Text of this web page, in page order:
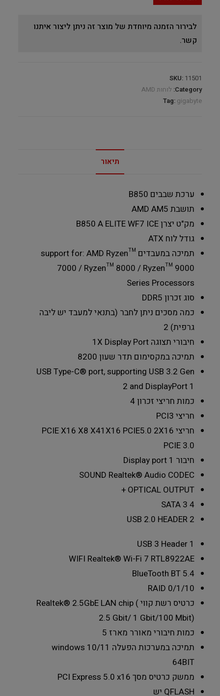
לבירור הזמנה מיוחדת של מוצר זה ניתן ליצור איתנו
קשר.
SKU: 11501
Category: לוחות AMD
Tag: gigabyte
תיאור
ערכת שבבים B850
תושבת AMD AM5
מק"ט יצרןB850 A ELITE WF7 ICE
גודל לוח ATX
תמיכה במעבדים support for: AMD Ryzen™
7000 / Ryzen™ 8000 / Ryzen™ 9000
Series Processors
סוג זכרון DDR5
כמה מסכים ניתן לחבר (בתנאי למעבד יש ליבה
גרפית) 2
חיבורי תצוגה1X Display Port
תמיכה במקסימום תדר שעון 8200
USB Type-C® port, supporting USB 3.2 Gen
2 and DisplayPort 1
כמות חריצי זכרון4
חריצי PCI 3
חריצי PCIE X16 X8 X4 1X16 PCIE5.0 2X16
PCIE 3.0
חיבור Display port 1
SOUND Realtek® Audio CODEC
OPTICAL OUTPUT
+
SATA 3 4
USB 2.0 HEADER 2
USB 3 Header 1
WIFI Realtek® Wi-Fi 7 RTL8922AE
BlueTooth BT 5.4
RAID 0/1/10
כרטיס רשת קוויRealtek® 2.5GbE LAN chip (
2.5 Gbit/ 1 Gbit/100 Mbit)
כמות חיבורי מאורר מארז 5
תמיכה במערכות הפעלה windows 10/11
64BIT
ממשק כרטיס מסך PCI Express 5.0 x16
QFLASH יש